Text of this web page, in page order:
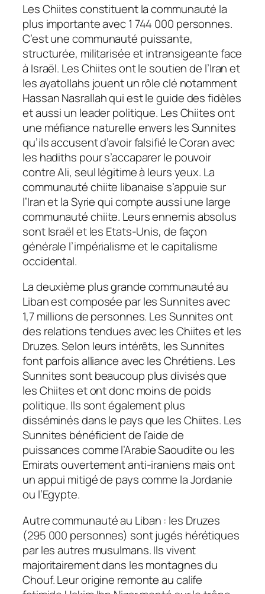
Les Chiites constituent la communauté la
plus importante avec 1 744 000 personnes.
C’est une communauté puissante,
structurée, militarisée et intransigeante face
à Israël. Les Chiites ont le soutien de l’Iran et
les ayatollahs jouent un rôle clé notamment
Hassan Nasrallah qui est le guide des fidèles
et aussi un leader politique. Les Chiites ont
une méfiance naturelle envers les Sunnites
qu’ils accusent d’avoir falsifié le Coran avec
les hadiths pour s’accaparer le pouvoir
contre Ali, seul légitime à leurs yeux. La
communauté chiite libanaise s’appuie sur
l’Iran et la Syrie qui compte aussi une large
communauté chiite. Leurs ennemis absolus
sont Israël et les Etats-Unis, de façon
générale l’impérialisme et le capitalisme
occidental.
La deuxième plus grande communauté au
Liban est composée par les Sunnites avec
1,7 millions de personnes. Les Sunnites ont
des relations tendues avec les Chiites et les
Druzes. Selon leurs intérêts, les Sunnites
font parfois alliance avec les Chrétiens. Les
Sunnites sont beaucoup plus divisés que
les Chiites et ont donc moins de poids
politique. Ils sont également plus
disséminés dans le pays que les Chiites. Les
Sunnites bénéficient de l’aide de
puissances comme l’Arabie Saoudite ou les
Emirats ouvertement anti-iraniens mais ont
un appui mitigé de pays comme la Jordanie
ou l’Egypte.
Autre communauté au Liban : les Druzes
(295 000 personnes) sont jugés hérétiques
par les autres musulmans. Ils vivent
majoritairement dans les montagnes du
Chouf. Leur origine remonte au calife